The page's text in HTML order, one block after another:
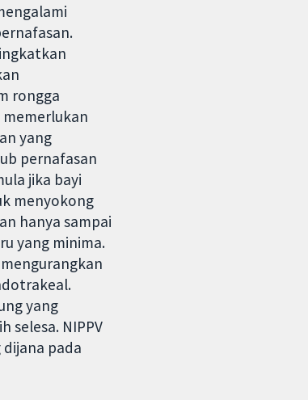
rongga
yang
pernafasan
jika bayi
menyokong
hanya sampai
yang minima.
yang
selesa. NIPPV
pada